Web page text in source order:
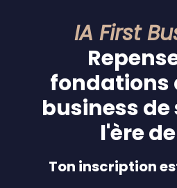
IA First
fondations
business de
l'ère
Ton inscription